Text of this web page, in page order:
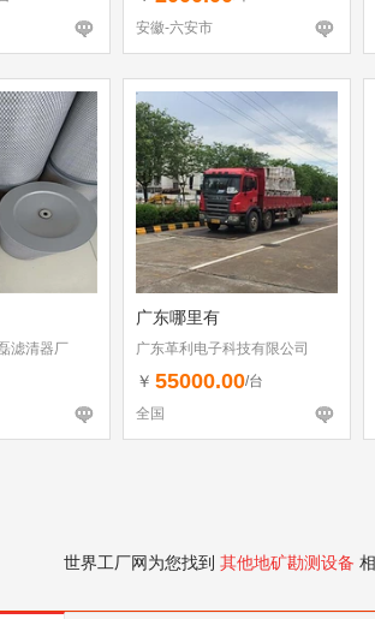
安徽-六安市
滤清器厂
广东哪里有
广东革利电子科技有限公司
￥ 55000.00/台
全国
世界工厂网为您找到 其他地矿勘测设备